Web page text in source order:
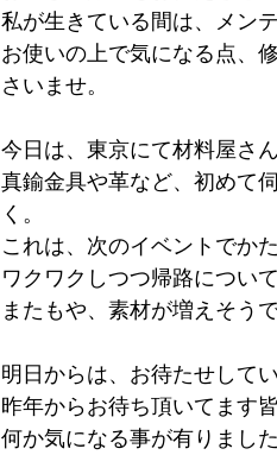
私が生きている間は、メン
お使いの上で気になる点、
さいませ。
今日は、東京にて材料屋さ
真鍮金具や革など、初めて
く。
これは、次のイベントでか
ワクワクしつつ帰路につい
またもや、素材が増えそうで
明日からは、お待たせして
昨年からお待ち頂いてます
何か気になる事が有りまし